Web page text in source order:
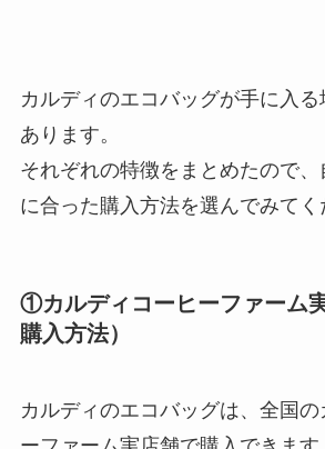
カルディのエコバッグが手に入
あります。
それぞれの特徴をまとめたので
に合った購入方法を選んでみてく
①カルディコーヒーファーム
購入方法）
カルディのエコバッグは、全国の